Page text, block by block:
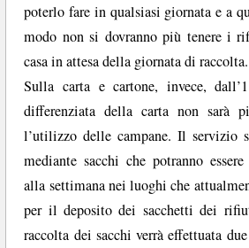
poterlo fare in qualsiasi giornata e a
modo non si dovranno più tenere i
casa in attesa della giornata di raccolta.
Sulla carta e cartone, invece,
differenziata della carta non sarà
l’utilizzo delle campane. Il servizio
mediante sacchi che potranno
alla settimana nei luoghi che
per il deposito dei sacchetti dei
raccolta dei sacchi verrà effettuata